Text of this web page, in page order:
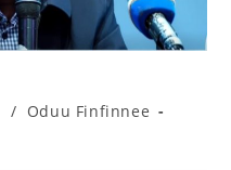
/ Oduu Finfinnee